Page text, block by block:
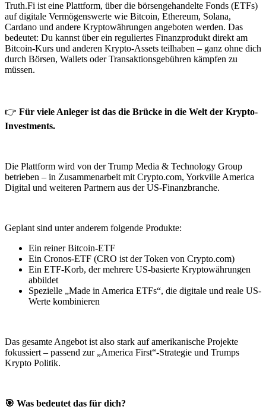
Truth.Fi ist eine Plattform, über die börsengehandelte Fonds (ETFs)
auf digitale Vermögenswerte wie Bitcoin, Ethereum, Solana,
Cardano und andere Kryptowährungen angeboten werden. Das
bedeutet: Du kannst über ein reguliertes Finanzprodukt direkt am
Bitcoin-Kurs und anderen Krypto-Assets teilhaben – ganz ohne dich
durch Börsen, Wallets oder Transaktionsgebühren kämpfen zu
müssen.
👉 Für viele Anleger ist das die Brücke in die Welt der Krypto-
Investments.
Die Plattform wird von der Trump Media & Technology Group
betrieben – in Zusammenarbeit mit Crypto.com, Yorkville America
Digital und weiteren Partnern aus der US-Finanzbranche.
Geplant sind unter anderem folgende Produkte:
Ein reiner Bitcoin-ETF
Ein Cronos-ETF (CRO ist der Token von Crypto.com)
Ein ETF-Korb, der mehrere US-basierte Kryptowährungen
abbildet
Spezielle „Made in America ETFs“, die digitale und reale US-
Werte kombinieren
Das gesamte Angebot ist also stark auf amerikanische Projekte
fokussiert – passend zur „America First“-Strategie und Trumps
Krypto Politik.
🎯 Was bedeutet das für dich?